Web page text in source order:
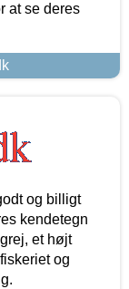
at se deres
og billigt
kendetegn
et højt
og